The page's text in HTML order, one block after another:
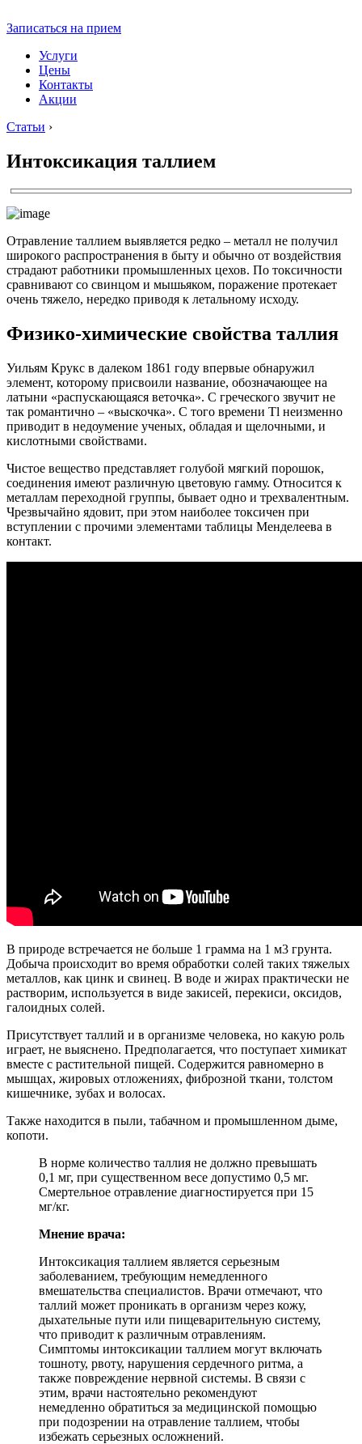
Записаться на прием
Услуги
Цены
Контакты
Акции
Статьи ›
Интоксикация таллием
Отравление таллием выявляется редко – металл не получил
широкого распространения в быту и обычно от воздействия
страдают работники промышленных цехов. По токсичности
сравнивают со свинцом и мышьяком, поражение протекает
очень тяжело, нередко приводя к летальному исходу.
Физико-химические свойства таллия
Уильям Крукс в далеком 1861 году впервые обнаружил
элемент, которому присвоили название, обозначающее на
латыни «распускающаяся веточка». С греческого звучит не
так романтично – «выскочка». С того времени Tl неизменно
приводит в недоумение ученых, обладая и щелочными, и
кислотными свойствами.
Чистое вещество представляет голубой мягкий порошок,
соединения имеют различную цветовую гамму. Относится к
металлам переходной группы, бывает одно и трехвалентным.
Чрезвычайно ядовит, при этом наиболее токсичен при
вступлении с прочими элементами таблицы Менделеева в
контакт.
В природе встречается не больше 1 грамма на 1 м3 грунта.
Добыча происходит во время обработки солей таких тяжелых
металлов, как цинк и свинец. В воде и жирах практически не
растворим, используется в виде закисей, перекиси, оксидов,
галоидных солей.
Присутствует таллий и в организме человека, но какую роль
играет, не выяснено. Предполагается, что поступает химикат
вместе с растительной пищей. Содержится равномерно в
мышцах, жировых отложениях, фиброзной ткани, толстом
кишечнике, зубах и волосах.
Также находится в пыли, табачном и промышленном дыме,
копоти.
В норме количество таллия не должно превышать
0,1 мг, при существенном весе допустимо 0,5 мг.
Смертельное отравление диагностируется при 15
мг/кг.
Мнение врача:
Интоксикация таллием является серьезным
заболеванием, требующим немедленного
вмешательства специалистов. Врачи отмечают, что
таллий может проникать в организм через кожу,
дыхательные пути или пищеварительную систему,
что приводит к различным отравлениям.
Симптомы интоксикации таллием могут включать
тошноту, рвоту, нарушения сердечного ритма, а
также повреждение нервной системы. В связи с
этим, врачи настоятельно рекомендуют
немедленно обратиться за медицинской помощью
при подозрении на отравление таллием, чтобы
избежать серьезных осложнений.